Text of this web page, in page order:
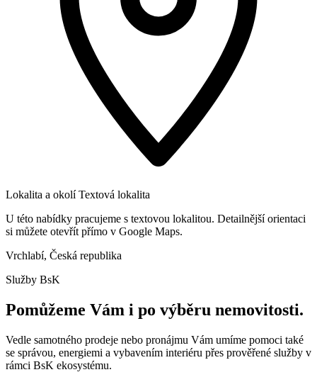
Lokalita a okolí Textová lokalita
U této nabídky pracujeme s textovou lokalitou. Detailnější orientaci
si můžete otevřít přímo v Google Maps.
Vrchlabí, Česká republika
Služby BsK
Pomůžeme Vám i po výběru nemovitosti.
Vedle samotného prodeje nebo pronájmu Vám umíme pomoci také
se správou, energiemi a vybavením interiéru přes prověřené služby v
rámci BsK ekosystému.